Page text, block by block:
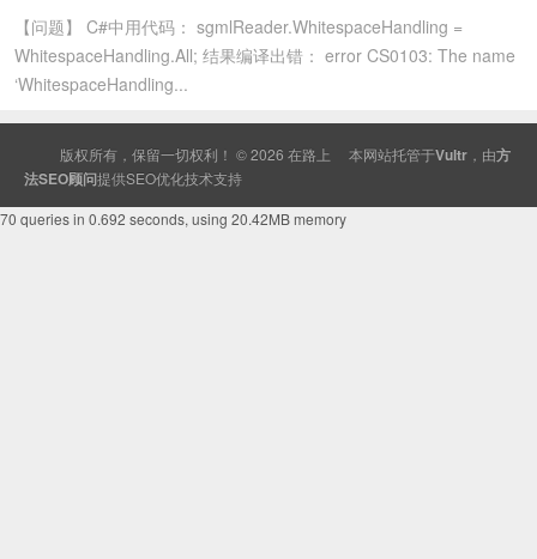
【问题】 C#中用代码： sgmlReader.WhitespaceHandling =
WhitespaceHandling.All; 结果编译出错： error CS0103: The name
‘WhitespaceHandling...
版权所有，保留一切权利！ © 2026 在路上 本网站托管于Vultr ，由方
法SEO顾问提供SEO优化技术支持
70 queries in 0.692 seconds, using 20.42MB memory